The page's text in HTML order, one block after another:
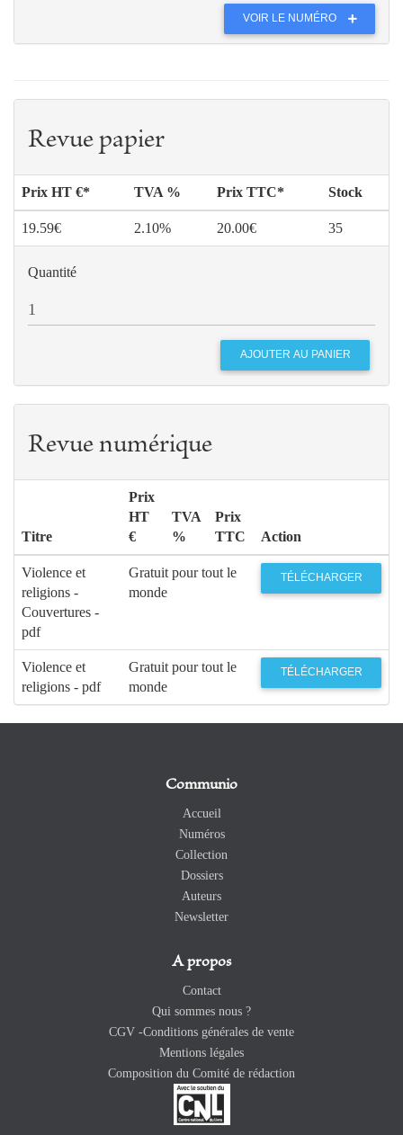
VOIR LE NUMÉRO
Revue papier
Prix HT €* TVA % Prix TTC* Stock
19.59€ 2.10% 20.00€ 35
Quantité
Revue numérique
Titre
Prix
HT
€
TVA
%
Prix
TTC
Action
Violence et
religions -
Couvertures -
pdf
Gratuit pour tout le
monde
TÉLÉCHARGER
Violence et
religions - pdf
Gratuit pour tout le
monde
TÉLÉCHARGER
Communio
Accueil
Numéros
Collection
Dossiers
Auteurs
Newsletter
A propos
Contact
Qui sommes nous ?
CGV -Conditions générales de vente
Mentions légales
Composition du Comité de rédaction